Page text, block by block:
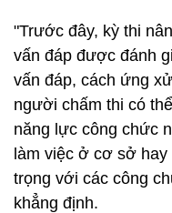
"Trước đây, kỳ thi
vấn đáp được đánh
vấn đáp, cách ứng
người chấm thi có
năng lực công chức
làm việc ở cơ sở
trọng với các công
khẳng định.